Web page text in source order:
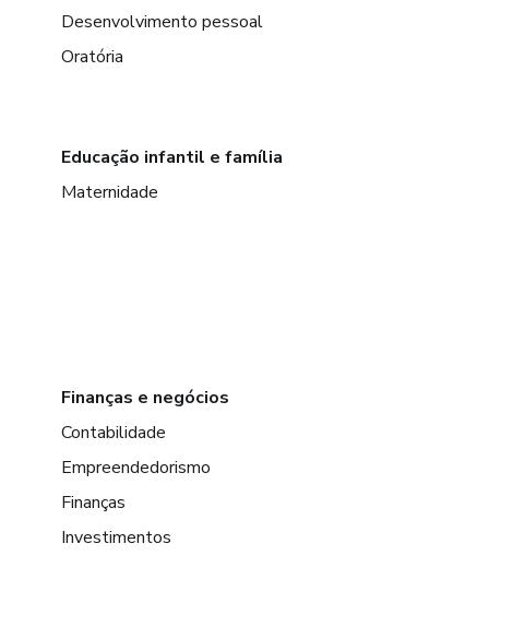
Desenvolvimento pessoal
Oratória
Educação infantil e família
Maternidade
Finanças e negócios
Contabilidade
Empreendedorismo
Finanças
Investimentos